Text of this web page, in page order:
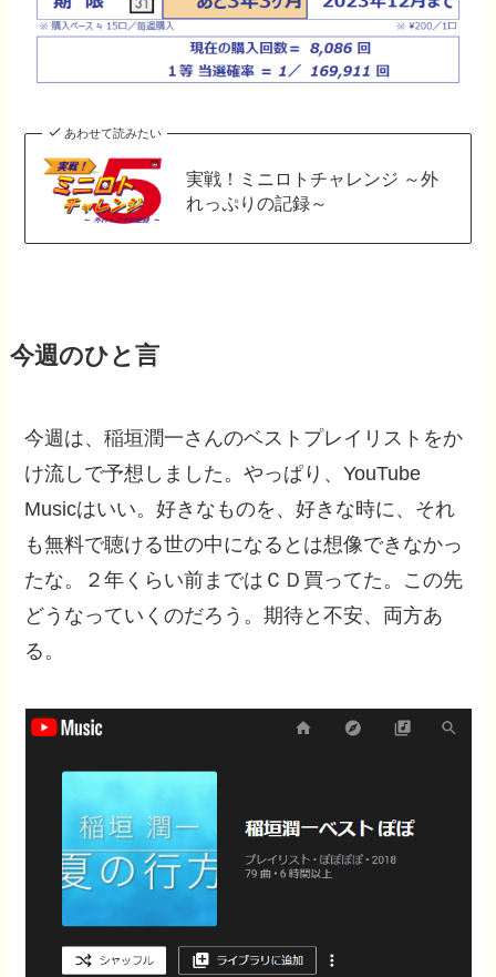
あわせて読みたい
実戦！ミニロトチャレンジ ～外
れっぷりの記録～
今週のひと言
今週は、稲垣潤一さんのベストプレイリストをか
け流しで予想しました。やっぱり、YouTube
Musicはいい。好きなものを、好きな時に、それ
も無料で聴ける世の中になるとは想像できなかっ
たな。２年くらい前まではＣＤ買ってた。この先
どうなっていくのだろう。期待と不安、両方あ
る。